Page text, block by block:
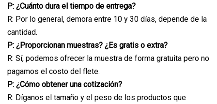
P: ¿Cuánto dura el tiempo de entrega?
R: Por lo general, demora entre 10 y 30 días, depende de la
cantidad.
P: ¿Proporcionan muestras? ¿Es gratis o extra?
R: Sí, podemos ofrecer la muestra de forma gratuita pero no
pagamos el costo del flete.
P: ¿Cómo obtener una cotización?
R: Díganos el tamaño y el peso de los productos que